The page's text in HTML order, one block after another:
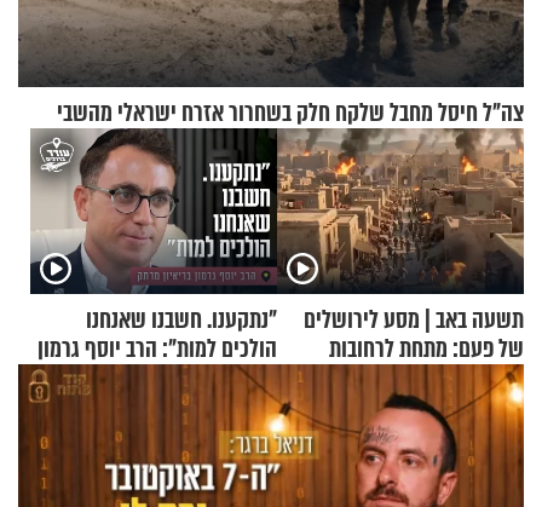
צה"ל חיסל מחבל שלקח חלק בשחרור אזרח ישראלי מהשבי
תשעה באב | מסע לירושלים
של פעם: מתחת לרחובות
ירושלים
"נתקענו. חשבנו שאנחנו
הולכים למות": הרב יוסף גרמון
בריאיון מרתק